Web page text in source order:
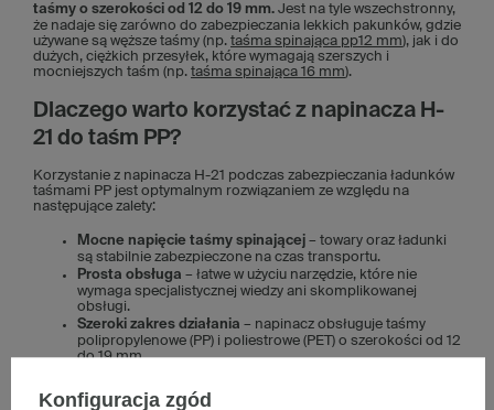
taśmy o szerokości od 12 do 19 mm. Jest na tyle wszechstronny,
że nadaje się zarówno do zabezpieczania lekkich pakunków, gdzie
używane są węższe taśmy (np. taśma spinająca pp12 mm), jak i do
dużych, ciężkich przesyłek, które wymagają szerszych i
mocniejszych taśm (np. taśma spinająca 16 mm).
Dlaczego warto korzystać z napinacza H-
21 do taśm PP?
Korzystanie z napinacza H-21 podczas zabezpieczania ładunków
taśmami PP jest optymalnym rozwiązaniem ze względu na
następujące zalety:
Mocne napięcie taśmy spinającej – towary oraz ładunki
są stabilnie zabezpieczone na czas transportu.
Prosta obsługa – łatwe w użyciu narzędzie, które nie
wymaga specjalistycznej wiedzy ani skomplikowanej
obsługi.
Szeroki zakres działania – napinacz obsługuje taśmy
polipropylenowe (PP) i poliestrowe (PET) o szerokości od 12
do 19 mm.
trwałych materiałów. Jest wytrzymały i nadaje się do
długotrwałego i częstego stosowania.
Konfiguracja zgód